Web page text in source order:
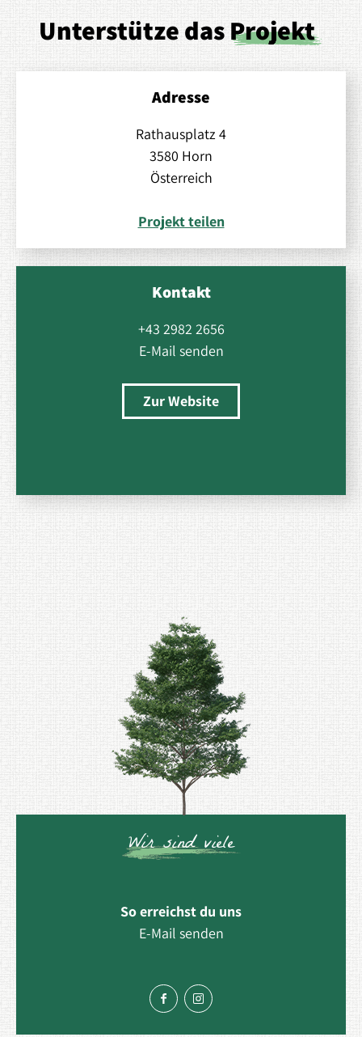
Unterstütze dasProjekt
Adresse
Rathausplatz 4
3580 Horn
Österreich
Projekt teilen
Kontakt
+43 2982 2656
E-Mail senden
Zur Website
Wir sind viele
So erreichst du uns
E-Mail senden